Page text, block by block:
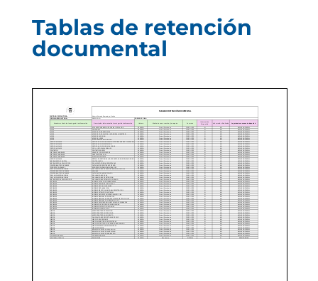
Tablas de retención
documental